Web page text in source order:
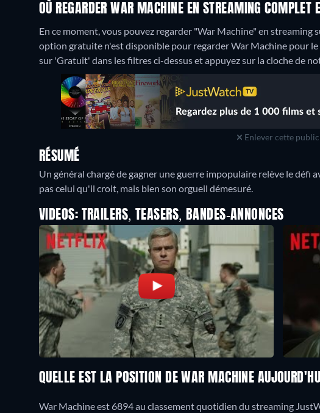
OÙ REGARDER WAR MACHINE EN STREAMING COMPLET
En ce moment, vous pouvez regarder "War Machine" en
option gratuite n'est disponible pour regarder War Machine pour
sur 'Gratuit' dans les filtres ci-dessus et appuyez sur la cloche de
Enlever cette
RÉSUMÉ
Un général chargé de gagner une guerre impopulaire relève le défi
pas celui qu'il croit, mais bien son orgueil démesuré.
VIDEOS: TRAILERS, TEASERS, BANDES-ANNONCES
QUELLE EST LA POSITION DE WAR MACHINE
War Machine est 6894 au classement quotidien du streaming